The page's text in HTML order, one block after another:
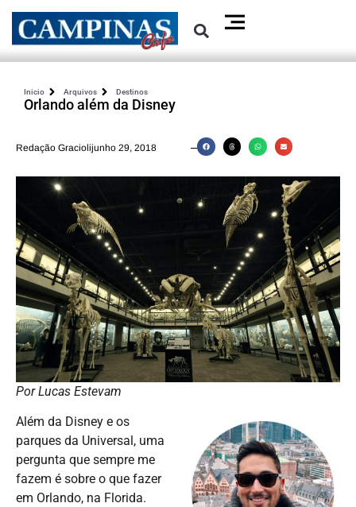
Inicio Arquivos Destinos
Orlando além da Disney
Redação Graciolijunho 29, 2018
Por Lucas Estevam
Além da Disney e os
parques da Universal, uma
pergunta que sempre me
fazem é sobre o que fazer
em Orlando, na Florida.